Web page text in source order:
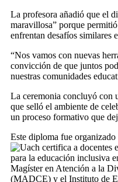
La profesora añadió que el
maravillosa” porque
enfrentan desafíos similares
“Nos vamos con nuevas
convicción de que juntos
nuestras comunidades
La ceremonia concluyó con
que selló el ambiente de
un proceso formativo que
Este diploma fue
Magíster en Atención a la
(MADCE) y el Instituto de